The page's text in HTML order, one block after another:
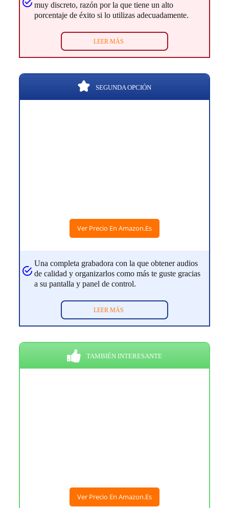
muy discreto, razón por la que tiene un alto
porcentaje de éxito si lo utilizas adecuadamente.
LEER MÁS
SEGUNDA OPCIÓN
Ver Precio En Amazon.es
Una completa grabadora con la que obtener audios
de calidad y organizarlos como más te guste gracias
a su pantalla y panel de control.
LEER MÁS
TAMBIÉN INTERESANTE
Ver Precio En Amazon.es